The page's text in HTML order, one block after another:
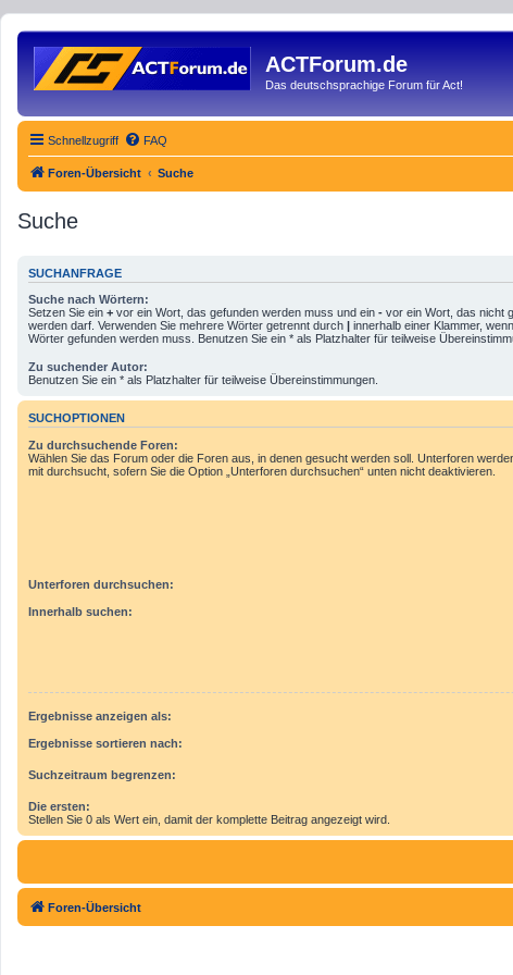
ACTForum.de
Das deutschsprachige Forum für Act!
Schnellzugriff FAQ
Foren-Übersicht Suche
Suche
SUCHANFRAGE
Suche nach Wörtern:
Setzen Sie ein + vor ein Wort, das gefunden werden muss und ein - vor ein Wort, das nicht
werden darf. Verwenden Sie mehrere Wörter getrennt durch | innerhalb einer Klammer,
Wörter gefunden werden muss. Benutzen Sie ein * als Platzhalter für teilweise
Zu suchender Autor:
Benutzen Sie ein * als Platzhalter für teilweise Übereinstimmungen.
SUCHOPTIONEN
Zu durchsuchende Foren:
Wählen Sie das Forum oder die Foren aus, in denen gesucht werden soll. Unterforen
mit durchsucht, sofern Sie die Option „Unterforen durchsuchen“ unten nicht deaktivieren.
Unterforen durchsuchen:
Innerhalb suchen:
Ergebnisse anzeigen als:
Ergebnisse sortieren nach:
Suchzeitraum begrenzen:
Die ersten:
Stellen Sie 0 als Wert ein, damit der komplette Beitrag angezeigt wird.
Foren-Übersicht